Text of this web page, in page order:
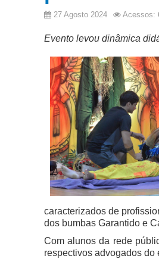
27 Agosto 2024 Acessos:
Evento levou dinâmica
caracterizados de
dos bumbas Garantido e
Com alunos da rede
respectivos advogados do